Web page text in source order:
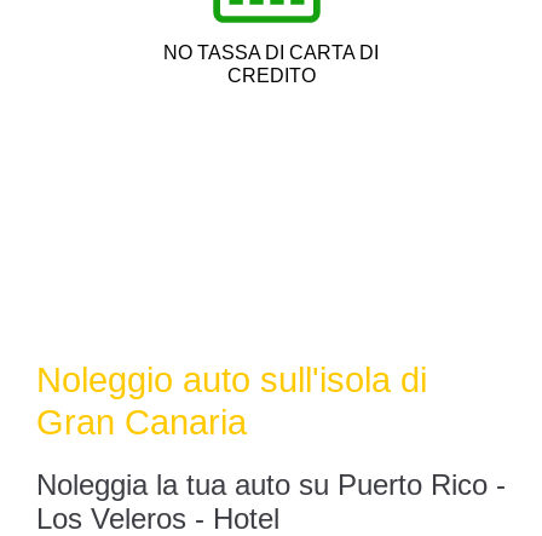
NO TASSA DI CARTA DI
CREDITO
Noleggio auto sull'isola di
Gran Canaria
Noleggia la tua auto su Puerto Rico -
Los Veleros - Hotel